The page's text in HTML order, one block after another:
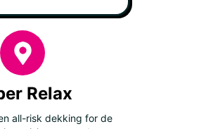
Relax
all-risk dekking for de